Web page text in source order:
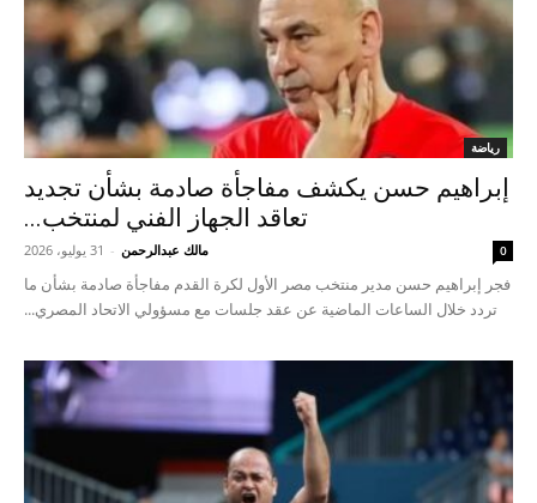
رياضة
إبراهيم حسن يكشف مفاجأة صادمة بشأن تجديد
تعاقد الجهاز الفني لمنتخب...
مالك عبدالرحمن - 31 يوليو، 2026 0
فجر إبراهيم حسن مدير منتخب مصر الأول لكرة القدم مفاجأة صادمة بشأن ما
تردد خلال الساعات الماضية عن عقد جلسات مع مسؤولي الاتحاد المصري...